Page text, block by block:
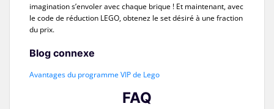
imagination s’envoler avec chaque brique ! Et maintenant, avec
le code de réduction LEGO, obtenez le set désiré à une fraction
du prix.
Blog connexe
Avantages du programme VIP de Lego
FAQ